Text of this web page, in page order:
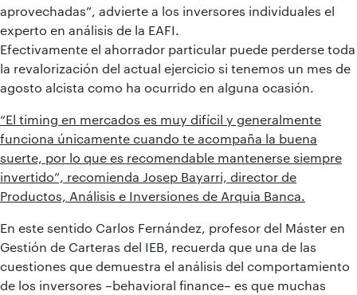
aprovechadas”, advierte a los inversores individuales el
experto en análisis de la EAFI.
Efectivamente el ahorrador particular puede perderse toda
la revalorización del actual ejercicio si tenemos un mes de
agosto alcista como ha ocurrido en alguna ocasión.
“El timing en mercados es muy difícil y generalmente
funciona únicamente cuando te acompaña la buena
suerte, por lo que es recomendable mantenerse siempre
invertido”, recomienda Josep Bayarri, director de
Productos, Análisis e Inversiones de Arquia Banca.
En este sentido Carlos Fernández, profesor del Máster en
Gestión de Carteras del IEB, recuerda que una de las
cuestiones que demuestra el análisis del comportamiento
de los inversores –behavioral finance– es que muchas